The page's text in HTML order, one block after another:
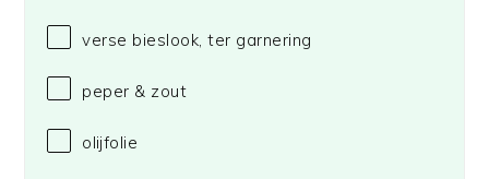
verse bieslook, ter garnering
peper & zout
olijfolie